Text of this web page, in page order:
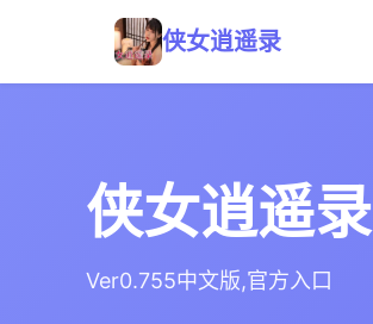
侠女逍遥录
侠女逍遥录
Ver0.755中文版,官方入口